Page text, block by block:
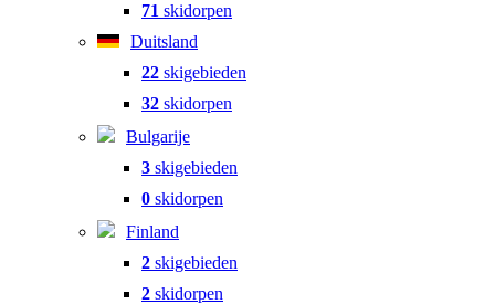
71 skidorpen
Duitsland
22 skigebieden
32 skidorpen
Bulgarije
3 skigebieden
0 skidorpen
Finland
2 skigebieden
2 skidorpen